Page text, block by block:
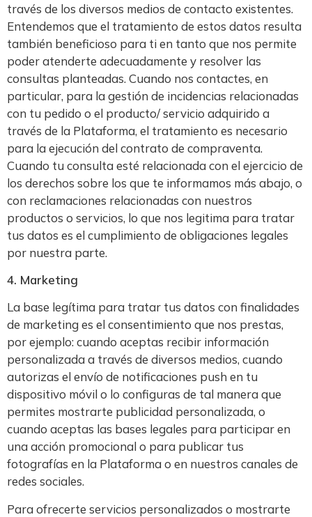
través de los diversos medios de contacto existentes.
Entendemos que el tratamiento de estos datos resulta
también beneficioso para ti en tanto que nos permite
poder atenderte adecuadamente y resolver las
consultas planteadas. Cuando nos contactes, en
particular, para la gestión de incidencias relacionadas
con tu pedido o el producto/ servicio adquirido a
través de la Plataforma, el tratamiento es necesario
para la ejecución del contrato de compraventa.
Cuando tu consulta esté relacionada con el ejercicio de
los derechos sobre los que te informamos más abajo, o
con reclamaciones relacionadas con nuestros
productos o servicios, lo que nos legitima para tratar
tus datos es el cumplimiento de obligaciones legales
por nuestra parte.
4. Marketing
La base legítima para tratar tus datos con finalidades
de marketing es el consentimiento que nos prestas,
por ejemplo: cuando aceptas recibir información
personalizada a través de diversos medios, cuando
autorizas el envío de notificaciones push en tu
dispositivo móvil o lo configuras de tal manera que
permites mostrarte publicidad personalizada, o
cuando aceptas las bases legales para participar en
una acción promocional o para publicar tus
fotografías en la Plataforma o en nuestros canales de
redes sociales.
Para ofrecerte servicios personalizados o mostrarte